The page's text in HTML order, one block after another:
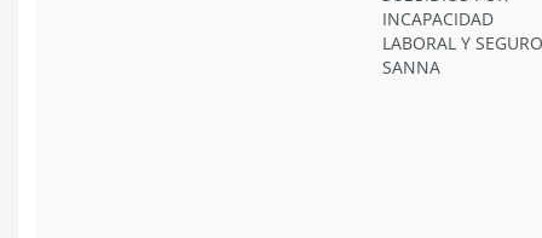
INCAPACIDAD
LABORAL Y SEGURO
SANNA